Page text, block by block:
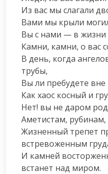
Из вас мы слагали
Вами мы крыли
Вы с нами — в жизни
Камни, камни, о вас
В день, когда
трубы,
Вы ли пребудете вне
Как хаос косный и
Нет! вы не даром
Аметистам,
Жизненный трепет
встревоженным
И камней
встанет над миром.